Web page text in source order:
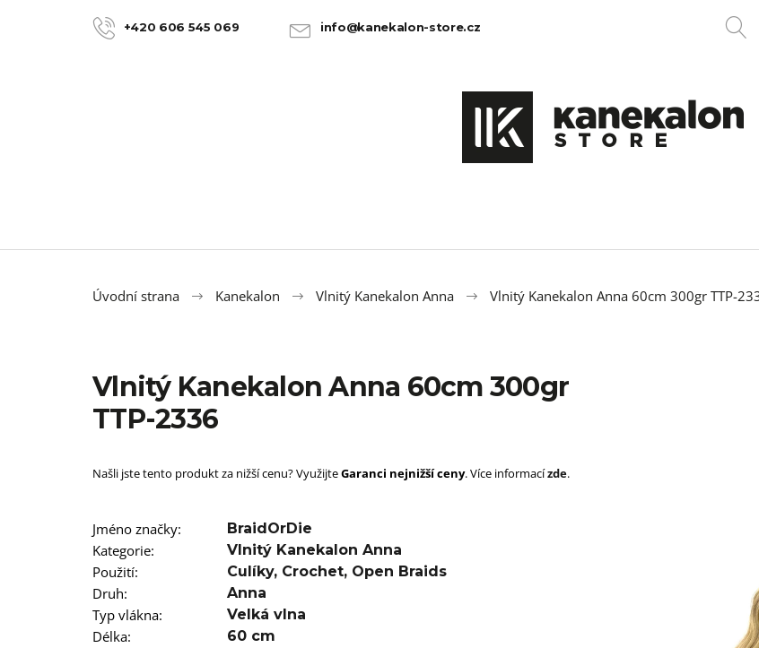
+420 606 545 069 info@kanekalon-store.cz
Úvodní strana Kanekalon Vlnitý Kanekalon Anna Vlnitý Kanekalon Anna 60cm 300gr TTP-
Vlnitý Kanekalon Anna 60cm 300gr
TTP-2336
Našli jste tento produkt za nižší cenu? VyužijteGaranci nejnižší ceny. Více informacízde.
Jméno značky: BraidOrDie
Kategorie: Vlnitý Kanekalon Anna
Použití: Culíky, Crochet, Open Braids
Druh: Anna
Typ vlákna: Velká vlna
Délka: 60 cm
Co potřebujete najít?
100% JUMBO BRAID KANEKALON 22
SUPERBRAID
99 Kč
100% EZ KANEKALON 1